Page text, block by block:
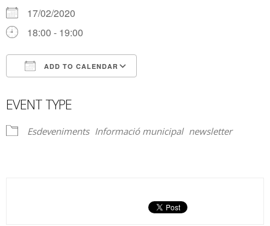
17/02/2020
18:00 - 19:00
ADD TO CALENDAR
EVENT TYPE
Esdeveniments Informació municipal newsletter